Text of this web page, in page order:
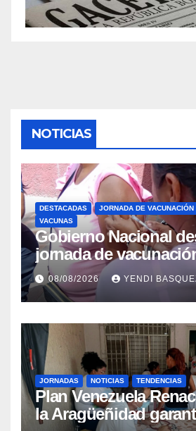
NOTICIAS
DESTACADAS JORNADA DE VACUNACIÓN
VACUNAS
Gobierno Nacional
jornada de
Guaira para
epidemiológica
08/08/2026 YENDI
JORNADAS NOTICIAS TENDENCIAS
Plan Venezuela
la Aragüeñidad